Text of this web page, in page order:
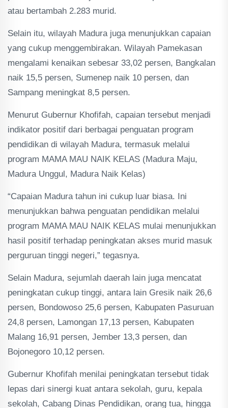
atau bertambah 2.283 murid.
Selain itu, wilayah Madura juga menunjukkan capaian
yang cukup menggembirakan. Wilayah Pamekasan
mengalami kenaikan sebesar 33,02 persen, Bangkalan
naik 15,5 persen, Sumenep naik 10 persen, dan
Sampang meningkat 8,5 persen.
Menurut Gubernur Khofifah, capaian tersebut menjadi
indikator positif dari berbagai penguatan program
pendidikan di wilayah Madura, termasuk melalui
program MAMA MAU NAIK KELAS (Madura Maju,
Madura Unggul, Madura Naik Kelas)
“Capaian Madura tahun ini cukup luar biasa. Ini
menunjukkan bahwa penguatan pendidikan melalui
program MAMA MAU NAIK KELAS mulai menunjukkan
hasil positif terhadap peningkatan akses murid masuk
perguruan tinggi negeri,” tegasnya.
Selain Madura, sejumlah daerah lain juga mencatat
peningkatan cukup tinggi, antara lain Gresik naik 26,6
persen, Bondowoso 25,6 persen, Kabupaten Pasuruan
24,8 persen, Lamongan 17,13 persen, Kabupaten
Malang 16,91 persen, Jember 13,3 persen, dan
Bojonegoro 10,12 persen.
Gubernur Khofifah menilai peningkatan tersebut tidak
lepas dari sinergi kuat antara sekolah, guru, kepala
sekolah, Cabang Dinas Pendidikan, orang tua, hingga